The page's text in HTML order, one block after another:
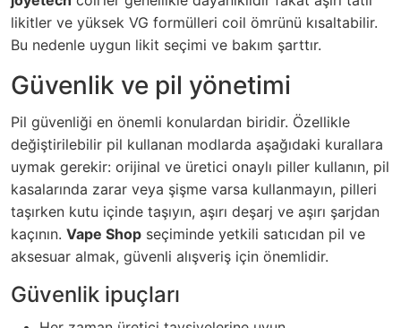
likitler ve yüksek VG formülleri coil ömrünü kısaltabilir.
Bu nedenle uygun likit seçimi ve bakım şarttır.
Güvenlik ve pil yönetimi
Pil güvenliği en önemli konulardan biridir. Özellikle
değiştirilebilir pil kullanan modlarda aşağıdaki kurallara
uymak gerekir: orijinal ve üretici onaylı piller kullanın, pil
kasalarında zarar veya şişme varsa kullanmayın, pilleri
taşırken kutu içinde taşıyın, aşırı deşarj ve aşırı şarjdan
kaçının. Vape Shop seçiminde yetkili satıcıdan pil ve
aksesuar almak, güvenli alışveriş için önemlidir.
Güvenlik ipuçları